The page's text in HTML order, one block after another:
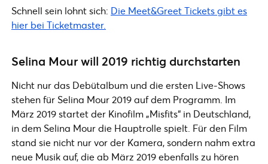
Schnell sein lohnt sich: Die Meet&Greet Tickets gibt es
hier bei Ticketmaster.
Selina Mour will 2019 richtig durchstarten
Nicht nur das Debütalbum und die ersten Live-Shows
stehen für Selina Mour 2019 auf dem Programm. Im
März 2019 startet der Kinofilm „Misfits“ in Deutschland,
in dem Selina Mour die Hauptrolle spielt. Für den Film
stand sie nicht nur vor der Kamera, sondern nahm extra
neue Musik auf, die ab März 2019 ebenfalls zu hören